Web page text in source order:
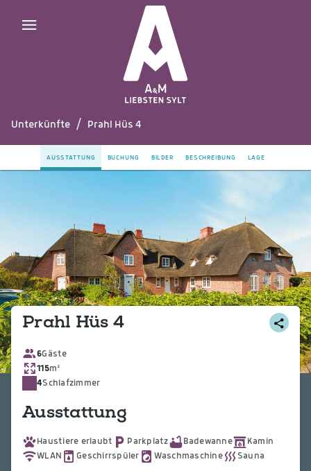
Unterkünfte / Prahl Hüs 4
AUSSTATTUNG BUCHUNG BILDER BESCHREIBUNG LAGE
Prahl Hüs 4
6Gäste
115m²
4Schlafzimmer
Ausstattung
Haustiere erlaubt Parkplatz Badewanne
Kamin
WLAN
Geschirrspüler Waschmaschine Sauna